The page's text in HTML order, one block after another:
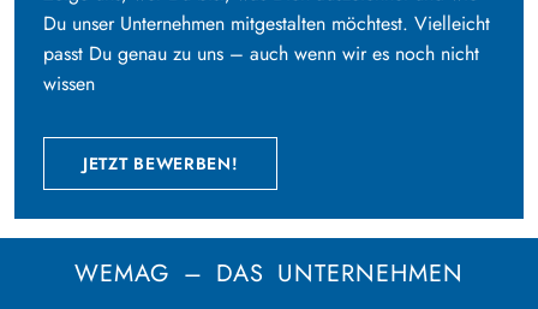
Du unser Unternehmen mitgestalten möchtest. Vielleicht
passt Du genau zu uns – auch wenn wir es noch nicht
wissen
JETZT BEWERBEN!
WEMAG – DAS UNTERNEHMEN